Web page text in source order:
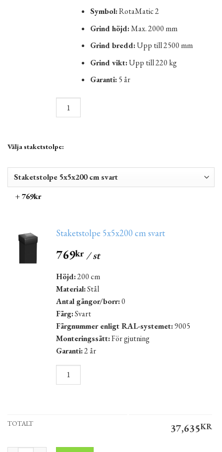
Symbol:RotaMatic 2
Grind höjd:Max. 2000 mm
Grind bredd:Upp till 2500 mm
Grind vikt:Upp till 220 kg
Garanti:5 år
Välja staketstolpe:
+ 769kr
Staketstolpe 5x5x200 cm svart
769kr / st
Höjd:200 cm
Material:Stål
Antal gängor/borr:0
Färg:Svart
Färgnummer enligt RAL-systemet:9005
Monteringssätt:För gjutning
Garanti:2 år
TOTALT 37,635KR